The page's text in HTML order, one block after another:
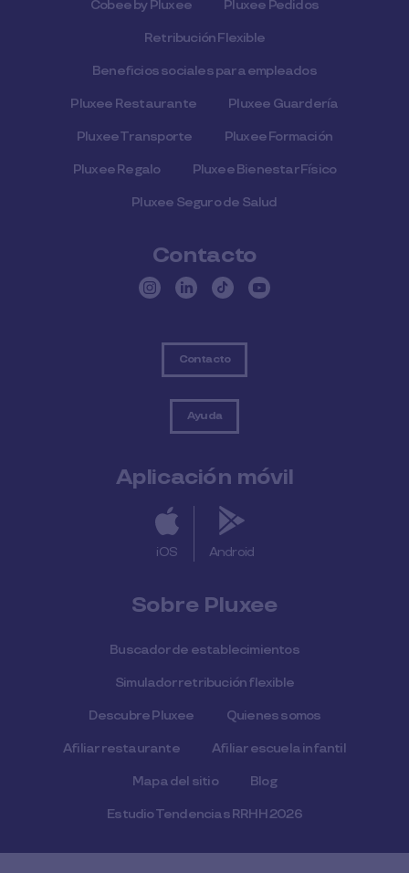
Cobee by Pluxee Pluxee Pedidos
Retribución Flexible
Beneficios sociales para empleados
Pluxee Restaurante Pluxee Guardería
Pluxee Transporte Pluxee Formación
Pluxee Regalo Pluxee Bienestar Físico
Pluxee Seguro de Salud
Contacto
Contacto
Ayuda
Aplicación móvil
iOS Android
Sobre Pluxee
Buscador de establecimientos
Simulador retribución flexible
Descubre Pluxee Quienes somos
Afiliar restaurante Afiliar escuela infantil
Mapa del sitio Blog
Estudio Tendencias RRHH 2026